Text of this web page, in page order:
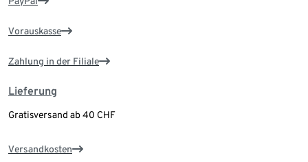
Vorauskasse
Zahlung in der Filiale
Lieferung
Gratisversand ab 40 CHF
Versandkosten